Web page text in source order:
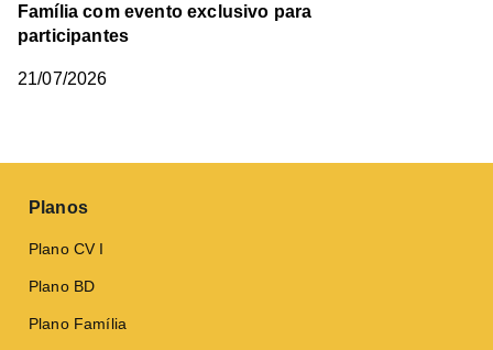
Família com evento exclusivo para
participantes
21/07/2026
Planos
Plano CV I
Plano BD
Plano Família